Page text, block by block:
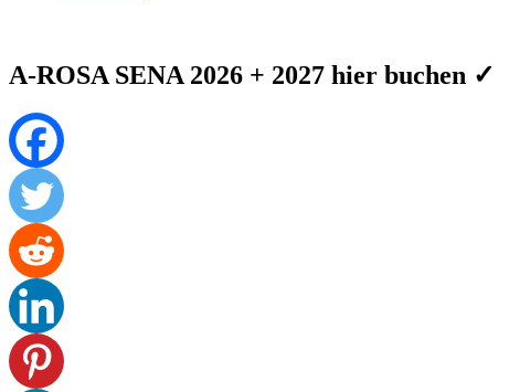
A-ROSA SENA 2026 + 2027 hier buchen ✓